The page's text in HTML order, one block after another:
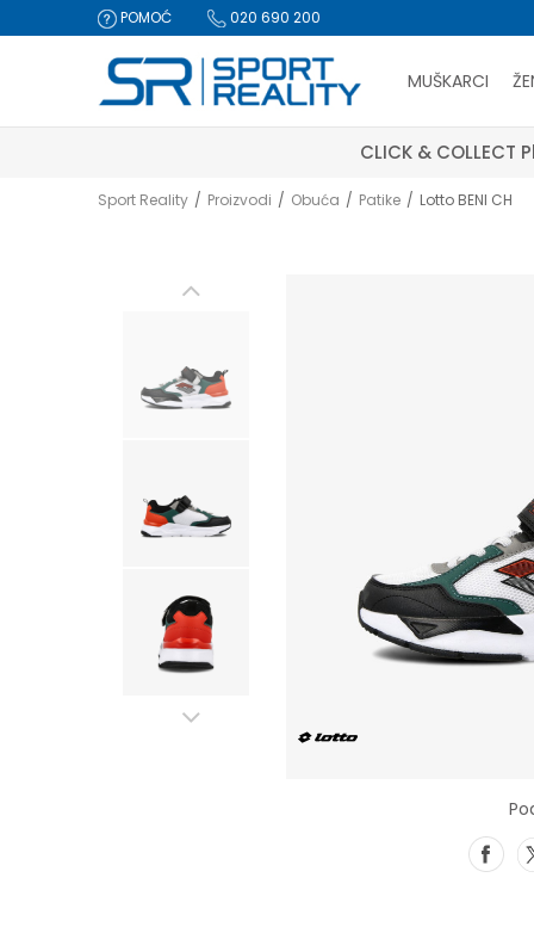
POMOĆ 020 690 200
MUŠKARCI
CLICK &
Sport Reality Proizvodi Obuća Patike Lotto BENI CH